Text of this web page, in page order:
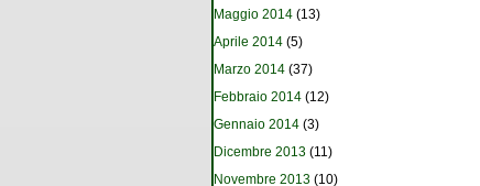
Maggio 2014 (13)
Aprile 2014 (5)
Marzo 2014 (37)
Febbraio 2014 (12)
Gennaio 2014 (3)
Dicembre 2013 (11)
Novembre 2013 (10)